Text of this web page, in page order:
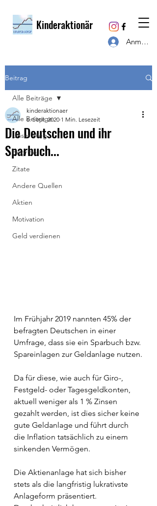
Kinderaktionär
Anmelden
Beitrag
Alle Beiträge
Unser Weg
Begriffe
Zitate
Andere Quellen
Aktien
Motivation
Geld verdienen
Alle Beiträge
Die Deutschen und ihr
Sparbuch...
kinderaktionaer
6. Sept. 2020 1 Min. Lesezeit
Im Frühjahr 2019 nannten 45% der
befragten Deutschen in einer
Umfrage, dass sie ein Sparbuch bzw.
Spareinlagen zur Geldanlage nutzen.
Da für diese, wie auch für Giro-,
Festgeld- oder Tagesgeldkonten,
aktuell weniger als 1 % Zinsen
gezahlt werden, ist dies sicher keine
gute Geldanlage und führt durch
die Inflation tatsächlich zu einem
sinkenden Vermögen.
Die Aktienanlage hat sich bisher
stets als die langfristig lukrativste
Anlageform präsentiert.